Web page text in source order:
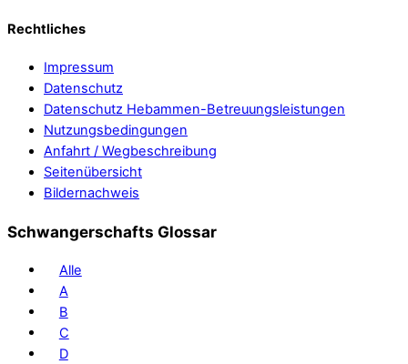
Rechtliches
Impressum
Datenschutz
Datenschutz Hebammen-Betreuungsleistungen
Nutzungsbedingungen
Anfahrt / Wegbeschreibung
Seitenübersicht
Bildernachweis
Schwangerschafts Glossar
Alle
A
B
C
D